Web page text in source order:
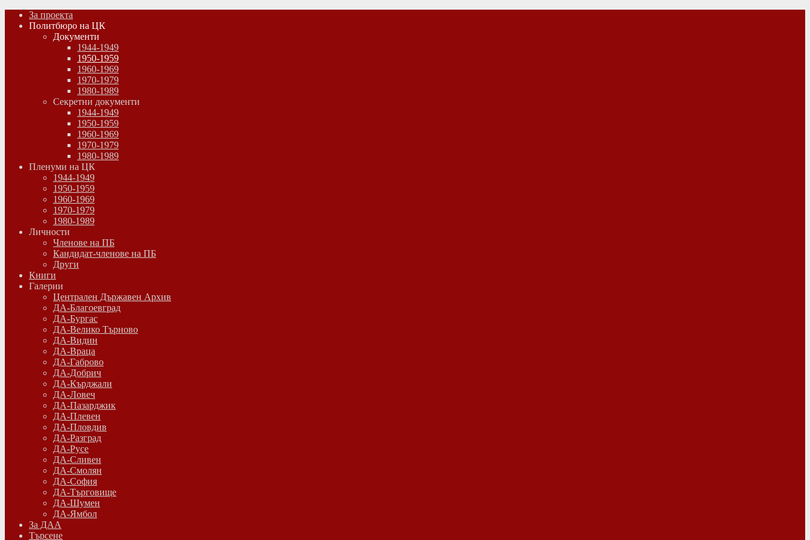
За проекта
Политбюро на ЦК
Документи
1944-1949
1950-1959
1960-1969
1970-1979
1980-1989
Секретни документи
1944-1949
1950-1959
1960-1969
1970-1979
1980-1989
Пленуми на ЦК
1944-1949
1950-1959
1960-1969
1970-1979
1980-1989
Личности
Членове на ПБ
Кандидат-членове на ПБ
Други
Книги
Галерии
Централен Държавен Архив
ДА-Благоевград
ДА-Бургас
ДА-Велико Търново
ДА-Видин
ДА-Враца
ДА-Габрово
ДА-Добрич
ДА-Кърджали
ДА-Ловеч
ДА-Пазарджик
ДА-Плевен
ДА-Пловдив
ДА-Разград
ДА-Русе
ДА-Сливен
ДА-Смолян
ДА-София
ДА-Търговище
ДА-Шумен
ДА-Ямбол
Зa ДАА
Търсене